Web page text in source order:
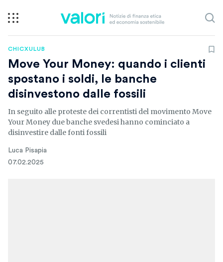
CHICXULUB
Move Your Money: quando i clienti
spostano i soldi, le banche
disinvestono dalle fossili
In seguito alle proteste dei correntisti del movimento Move
Your Money due banche svedesi hanno cominciato a
disinvestire dalle fonti fossili
Luca Pisapia
07.02.2025